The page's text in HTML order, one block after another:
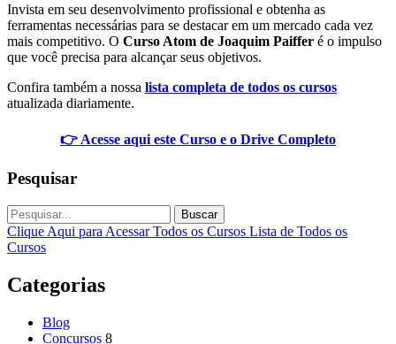
Invista em seu desenvolvimento profissional e obtenha as
ferramentas necessárias para se destacar em um mercado cada vez
mais competitivo. O Curso Atom de Joaquim Paiffer é o impulso
que você precisa para alcançar seus objetivos.
Confira também a nossa lista completa de todos os cursos
atualizada diariamente.
👉 Acesse aqui este Curso e o Drive Completo
Pesquisar
Buscar
Clique Aqui para Acessar Todos os Cursos Lista de Todos os
Cursos
Categorias
Blog
Concursos 8